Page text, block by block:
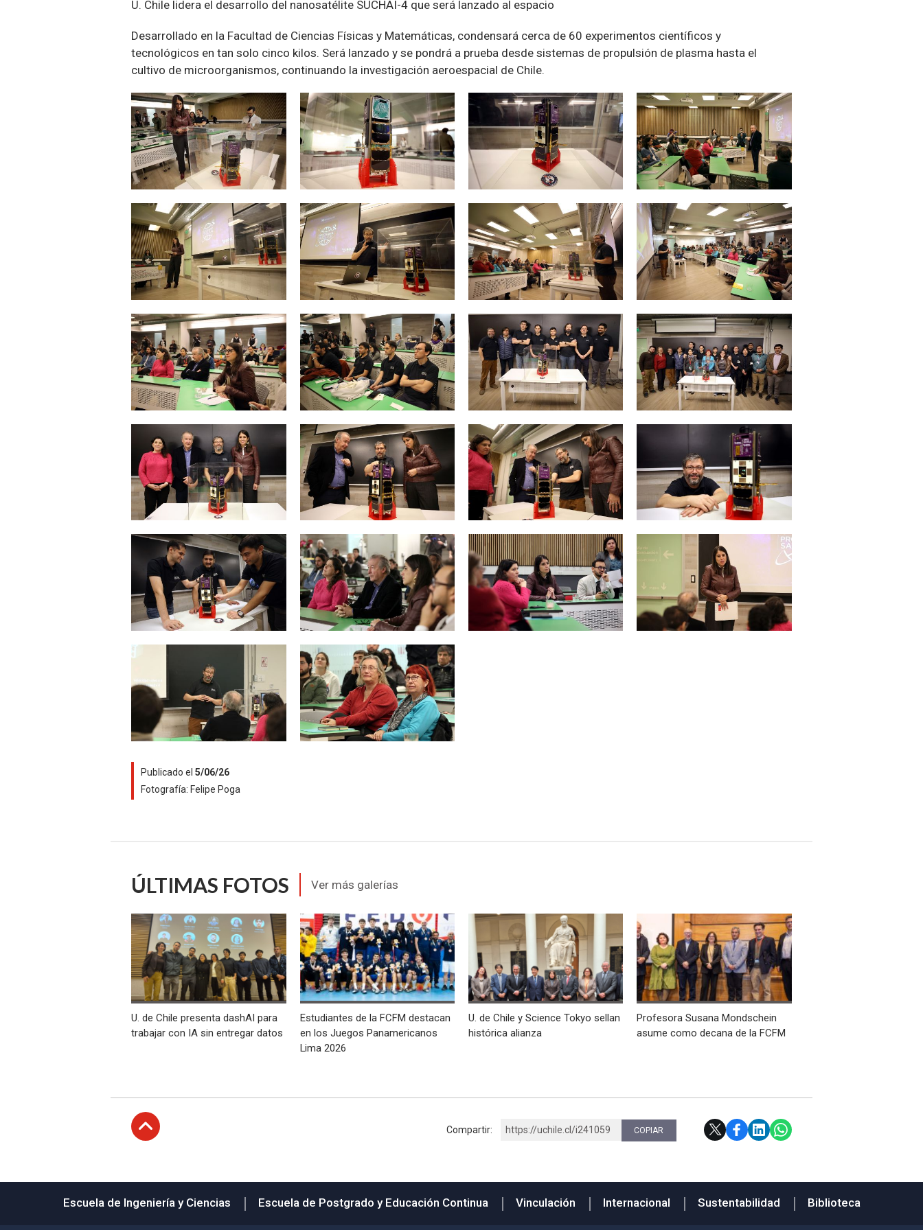
U. Chile lidera el desarrollo del nanosatélite SUCHAI-4 que será lanzado al espacio
Desarrollado en la Facultad de Ciencias Físicas y Matemáticas, condensará cerca de 60 experimentos científicos y
tecnológicos en tan solo cinco kilos. Será lanzado y se pondrá a prueba desde sistemas de propulsión de plasma hasta el
cultivo de microorganismos, continuando la investigación aeroespacial de Chile.
Zoom Zoom Zoom Zoom
Zoom Zoom Zoom
Zoom Zoom Zoom Zoom
Zoom Zoom
Zoom Zoom Zoom
Zoom Zoom
Publicado el5/06/26
Fotografía: Felipe Poga
ÚLTIMAS FOTOS Ver más galerías
U. de Chile presenta dashAI para
trabajar con IA sin entregar datos
Estudiantes de la FCFM destacan
en los Juegos Panamericanos
Lima 2026
U. de Chile y Science Tokyo sellan
histórica alianza
Profesora Susana Mondschein
asume como decana de la FCFM
Compartir: https://uchile.cl/i241059 COPIAR
Escuela de Ingeniería y Ciencias Escuela de Postgrado y Educación Continua Vinculación Internacional Sustentabilidad Biblioteca